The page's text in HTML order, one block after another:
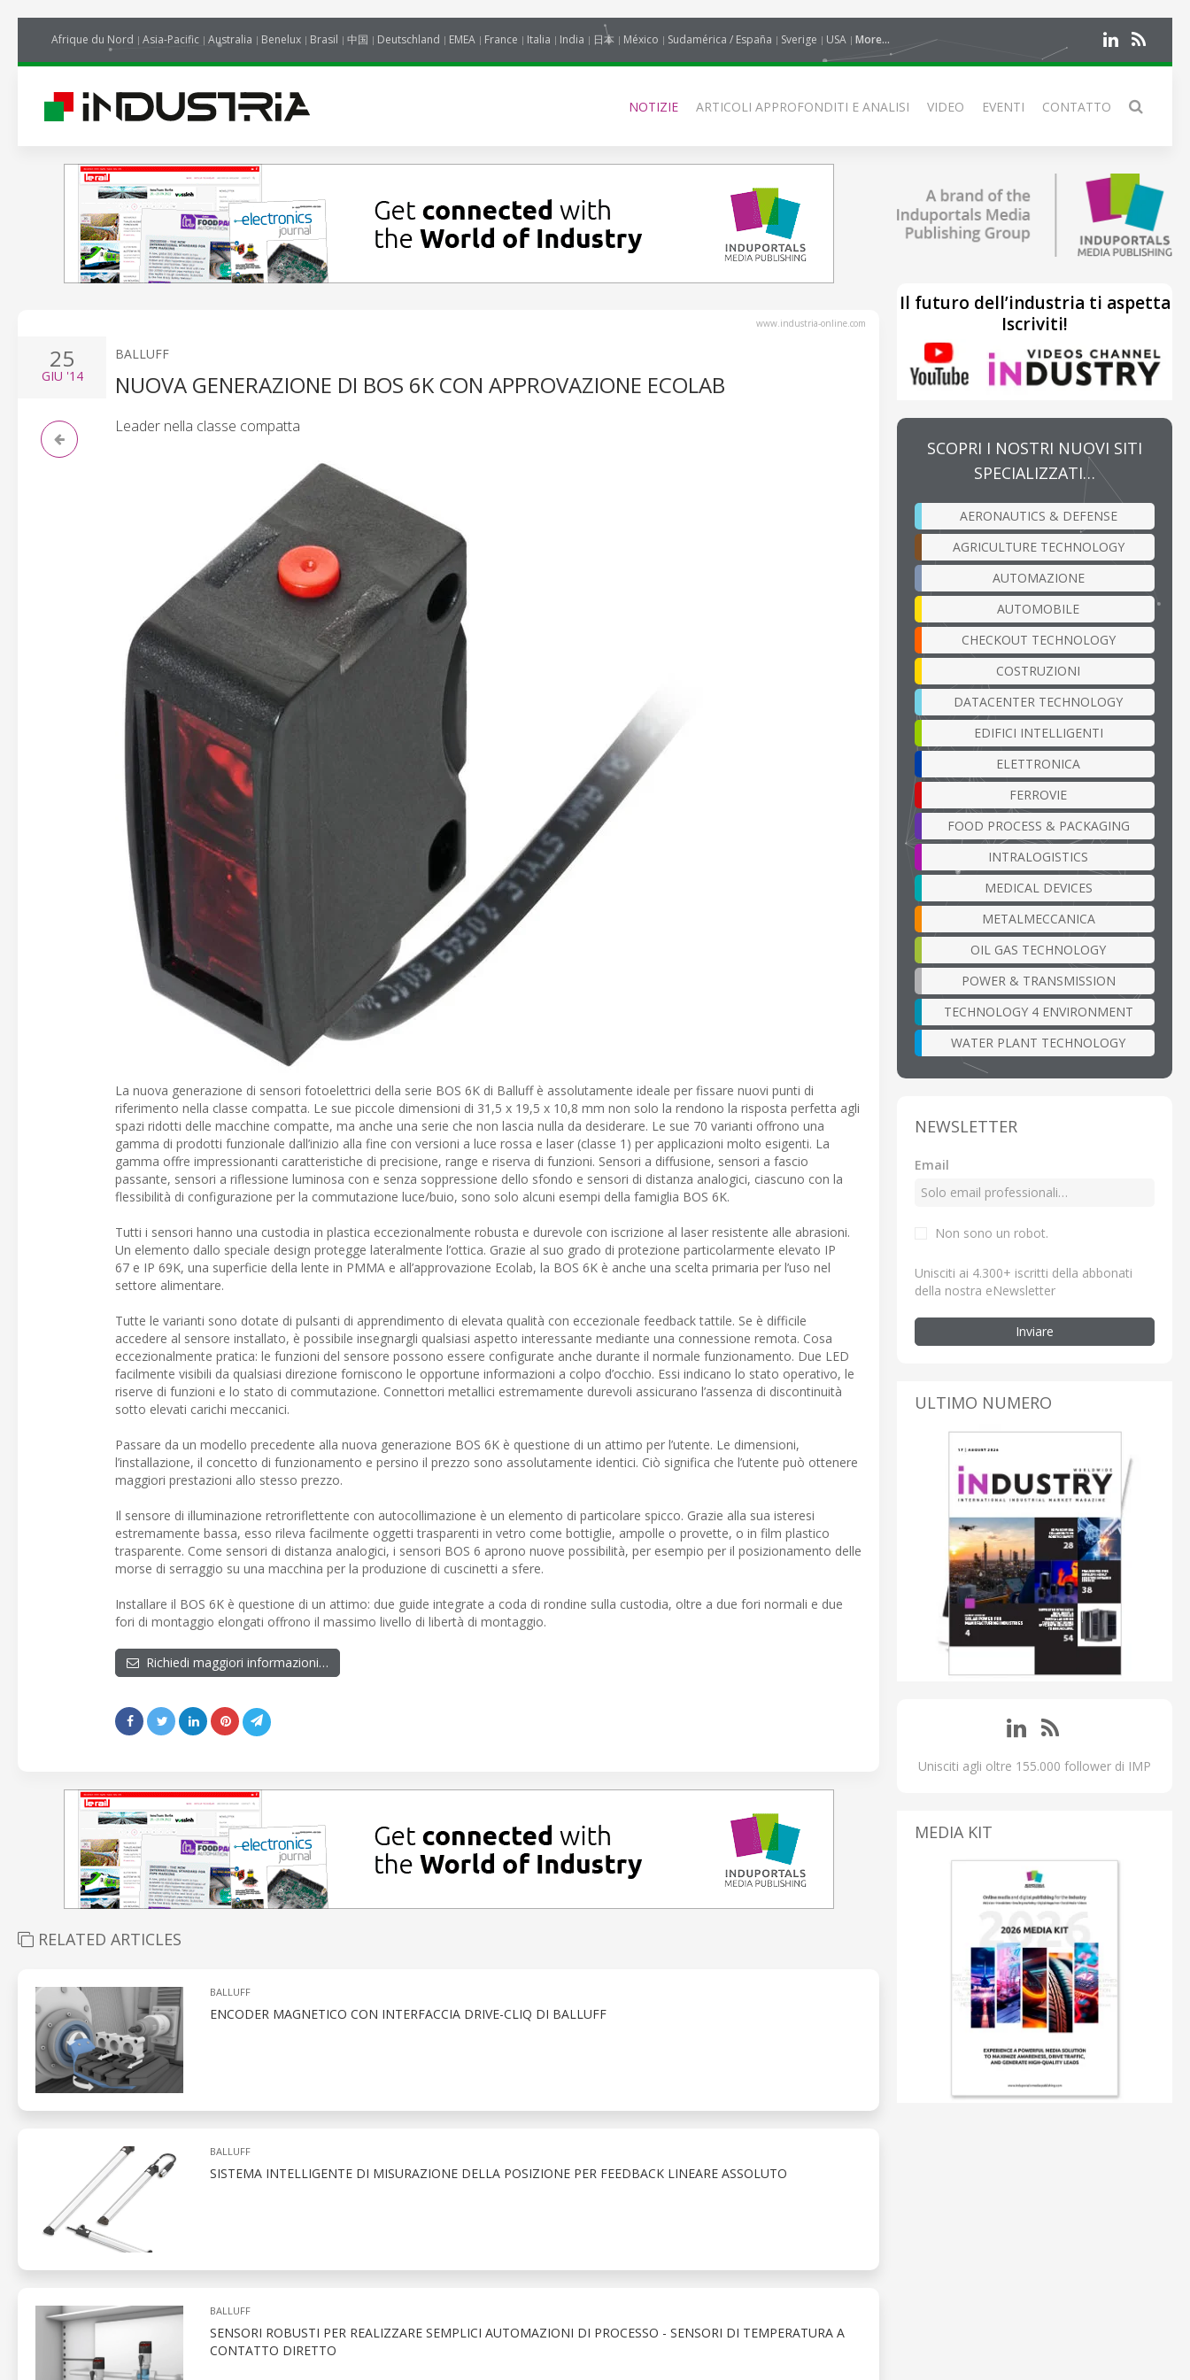
Afrique du Nord Asia-Pacific Australia Benelux Brasil 中国 Deutschland EMEA France Italia India 日本 México Sudamérica / España Sverige USA More...
NOTIZIE ARTICOLI APPROFONDITI E ANALISI VIDEO EVENTI CONTATTO
www.industria-online.com
25
GIU '14
BALLUFF
NUOVA GENERAZIONE DI BOS 6K CON APPROVAZIONE ECOLAB
Leader nella classe compatta
La nuova generazione di sensori fotoelettrici della serie BOS 6K di Balluff è assolutamente ideale per fissare nuovi punti di
riferimento nella classe compatta. Le sue piccole dimensioni di 31,5 x 19,5 x 10,8 mm non solo la rendono la risposta perfetta agli
spazi ridotti delle macchine compatte, ma anche una serie che non lascia nulla da desiderare. Le sue 70 varianti offrono una
gamma di prodotti funzionale dall’inizio alla fine con versioni a luce rossa e laser (classe 1) per applicazioni molto esigenti. La
gamma offre impressionanti caratteristiche di precisione, range e riserva di funzioni. Sensori a diffusione, sensori a fascio
passante, sensori a riflessione luminosa con e senza soppressione dello sfondo e sensori di distanza analogici, ciascuno con la
flessibilità di configurazione per la commutazione luce/buio, sono solo alcuni esempi della famiglia BOS 6K.
Tutti i sensori hanno una custodia in plastica eccezionalmente robusta e durevole con iscrizione al laser resistente alle abrasioni.
Un elemento dallo speciale design protegge lateralmente l’ottica. Grazie al suo grado di protezione particolarmente elevato IP
67 e IP 69K, una superficie della lente in PMMA e all’approvazione Ecolab, la BOS 6K è anche una scelta primaria per l’uso nel
settore alimentare.
Tutte le varianti sono dotate di pulsanti di apprendimento di elevata qualità con eccezionale feedback tattile. Se è difficile
accedere al sensore installato, è possibile insegnargli qualsiasi aspetto interessante mediante una connessione remota. Cosa
eccezionalmente pratica: le funzioni del sensore possono essere configurate anche durante il normale funzionamento. Due LED
facilmente visibili da qualsiasi direzione forniscono le opportune informazioni a colpo d’occhio. Essi indicano lo stato operativo, le
riserve di funzioni e lo stato di commutazione. Connettori metallici estremamente durevoli assicurano l’assenza di discontinuità
sotto elevati carichi meccanici.
Passare da un modello precedente alla nuova generazione BOS 6K è questione di un attimo per l’utente. Le dimensioni,
l’installazione, il concetto di funzionamento e persino il prezzo sono assolutamente identici. Ciò significa che l’utente può ottenere
maggiori prestazioni allo stesso prezzo.
Il sensore di illuminazione retroriflettente con autocollimazione è un elemento di particolare spicco. Grazie alla sua isteresi
estremamente bassa, esso rileva facilmente oggetti trasparenti in vetro come bottiglie, ampolle o provette, o in film plastico
trasparente. Come sensori di distanza analogici, i sensori BOS 6 aprono nuove possibilità, per esempio per il posizionamento delle
morse di serraggio su una macchina per la produzione di cuscinetti a sfere.
Installare il BOS 6K è questione di un attimo: due guide integrate a coda di rondine sulla custodia, oltre a due fori normali e due
fori di montaggio elongati offrono il massimo livello di libertà di montaggio.
Richiedi maggiori informazioni…
RELATED ARTICLES
BALLUFF
ENCODER MAGNETICO CON INTERFACCIA DRIVE-CLIQ DI BALLUFF
BALLUFF
SISTEMA INTELLIGENTE DI MISURAZIONE DELLA POSIZIONE PER FEEDBACK LINEARE ASSOLUTO
BALLUFF
SENSORI ROBUSTI PER REALIZZARE SEMPLICI AUTOMAZIONI DI PROCESSO - SENSORI DI TEMPERATURA A
CONTATTO DIRETTO
Il futuro dell’industria ti aspetta
Iscriviti!
SCOPRI I NOSTRI NUOVI SITI
SPECIALIZZATI…
AERONAUTICS & DEFENSE
AGRICULTURE TECHNOLOGY
AUTOMAZIONE
AUTOMOBILE
CHECKOUT TECHNOLOGY
COSTRUZIONI
DATACENTER TECHNOLOGY
EDIFICI INTELLIGENTI
ELETTRONICA
FERROVIE
FOOD PROCESS & PACKAGING
INTRALOGISTICS
MEDICAL DEVICES
METALMECCANICA
OIL GAS TECHNOLOGY
POWER & TRANSMISSION
TECHNOLOGY 4 ENVIRONMENT
WATER PLANT TECHNOLOGY
NEWSLETTER
Email
Non sono un robot.
Unisciti ai 4.300+ iscritti della abbonati
della nostra eNewsletter
Inviare
ULTIMO NUMERO
Unisciti agli oltre 155.000 follower di IMP
MEDIA KIT